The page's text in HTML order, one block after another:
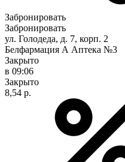
Забронировать
Забронировать
ул. Голодеда, д. 7, корп. 2
Белфармация А Аптека №3
Закрыто
в 09:06
Закрыто
8,54 р.